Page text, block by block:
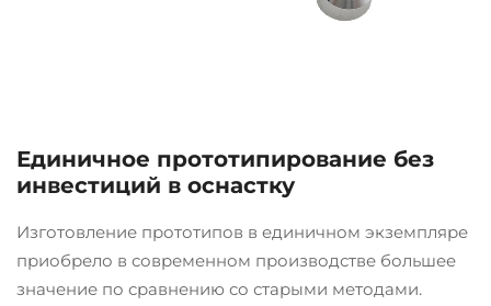
Единичное прототипирование без
инвестиций в оснастку
Изготовление прототипов в единичном экземпляре
приобрело в современном производстве большее
значение по сравнению со старыми методами.